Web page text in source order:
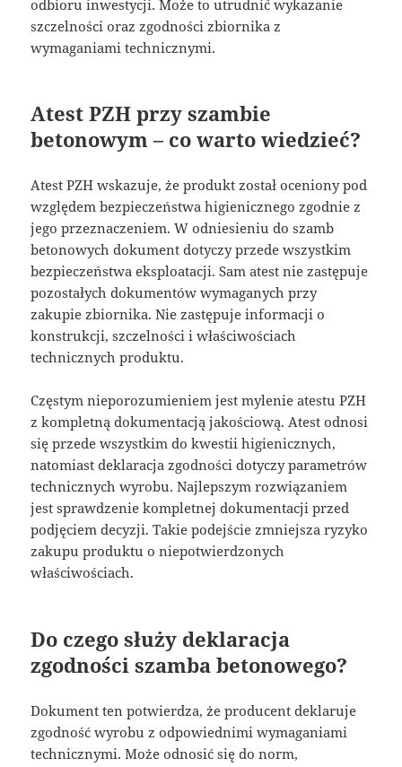
odbioru inwestycji. Może to utrudnić wykazanie
szczelności oraz zgodności zbiornika z
wymaganiami technicznymi.
Atest PZH przy szambie
betonowym – co warto wiedzieć?
Atest PZH wskazuje, że produkt został oceniony pod
względem bezpieczeństwa higienicznego zgodnie z
jego przeznaczeniem. W odniesieniu do szamb
betonowych dokument dotyczy przede wszystkim
bezpieczeństwa eksploatacji. Sam atest nie zastępuje
pozostałych dokumentów wymaganych przy
zakupie zbiornika. Nie zastępuje informacji o
konstrukcji, szczelności i właściwościach
technicznych produktu.
Częstym nieporozumieniem jest mylenie atestu PZH
z kompletną dokumentacją jakościową. Atest odnosi
się przede wszystkim do kwestii higienicznych,
natomiast deklaracja zgodności dotyczy parametrów
technicznych wyrobu. Najlepszym rozwiązaniem
jest sprawdzenie kompletnej dokumentacji przed
podjęciem decyzji. Takie podejście zmniejsza ryzyko
zakupu produktu o niepotwierdzonych
właściwościach.
Do czego służy deklaracja
zgodności szamba betonowego?
Dokument ten potwierdza, że producent deklaruje
zgodność wyrobu z odpowiednimi wymaganiami
technicznymi. Może odnosić się do norm,